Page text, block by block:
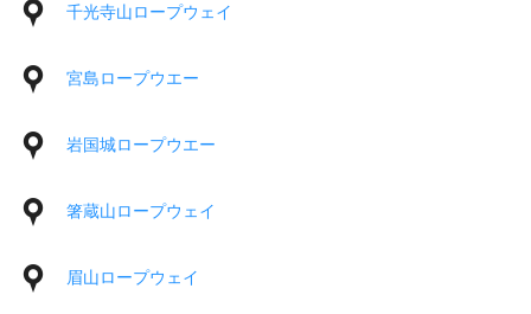
千光寺山ロープウェイ
宮島ロープウエー
岩国城ロープウエー
箸蔵山ロープウェイ
眉山ロープウェイ